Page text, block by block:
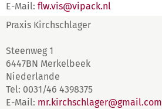
E-Mail: flw.vis@vipack.nl
Praxis Kirchschlager
Steenweg 1
6447BN Merkelbeek
Niederlande
Tel: 0031/46 4398375
E-Mail: mr.kirchschlager@gmail.com